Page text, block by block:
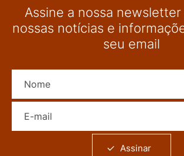
Assine a nossa
nossas notícias e
seu email
Assinar